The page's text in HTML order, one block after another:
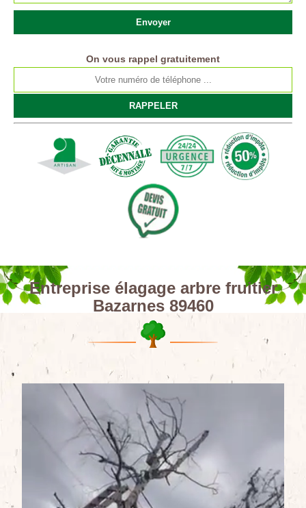
On vous rappel gratuitement
Entreprise élagage arbre fruitier
Bazarnes 89460